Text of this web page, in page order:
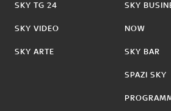
SKY TG 24
SKY VIDEO
SKY ARTE
SKY
NOW
SKY BAR
SPAZI SKY